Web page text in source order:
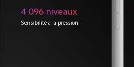
4 096 niveaux
Sensibilité à la pression